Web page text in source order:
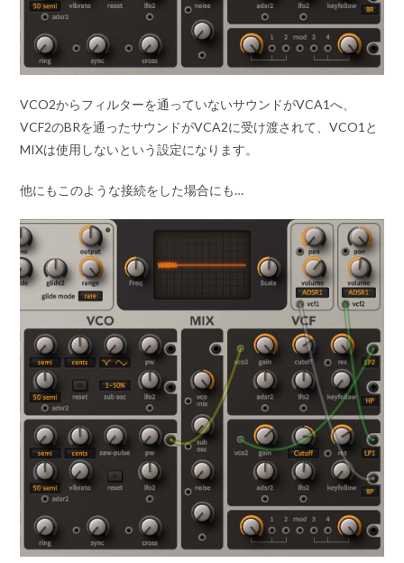
VCO2からフィルターを通っていないサウンドがVCA1へ、
VCF2のBRを通ったサウンドがVCA2に受け渡されて、VCO1と
MIXは使用しないという設定になります。
他にもこのような接続をした場合にも…